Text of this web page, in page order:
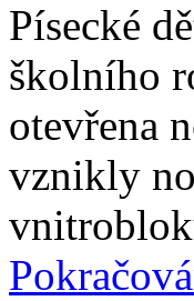
Písecké
školního
otevřena
vznikly